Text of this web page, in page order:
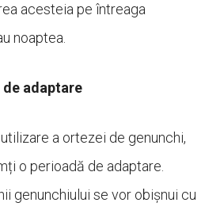
acesteia pe întreaga
noaptea.
adaptare
a ortezei de genunchi,
o perioadă de adaptare.
genunchiului se vor obișnui cu